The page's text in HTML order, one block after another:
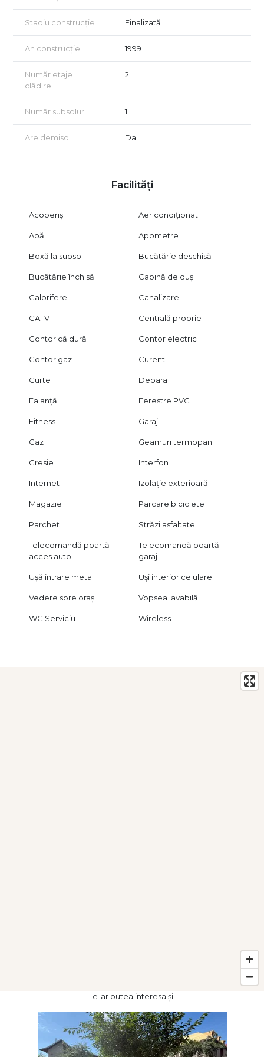
achizitionarea cu credit.
Stadiu construcție Finalizată
An construcție 1999
Număr etaje
clădire
2
Număr subsoluri 1
Are demisol Da
Facilități
Acoperiș Aer condiționat
Apă Apometre
Boxă la subsol Bucătărie deschisă
Bucătărie închisă Cabină de duș
Calorifere Canalizare
CATV Centrală proprie
Contor căldură Contor electric
Contor gaz Curent
Curte Debara
Faianță Ferestre PVC
Fitness Garaj
Gaz Geamuri termopan
Gresie Interfon
Internet Izolație exterioară
Magazie Parcare biciclete
Parchet Străzi asfaltate
Telecomandă poartă
acces auto
Telecomandă poartă
garaj
Ușă intrare metal Uși interior celulare
Vedere spre oraș Vopsea lavabilă
WC Serviciu Wireless
Te-ar putea interesa și: